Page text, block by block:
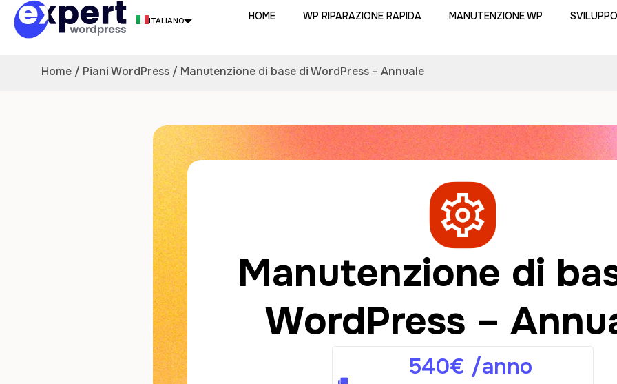
ITALIANO
ESPAÑOL
DEUTSCH
NEDERLANDS
HOME WP RIPARAZIONE RAPIDA MANUTENZIONE WP
Home / Piani WordPress / Manutenzione di base di WordPress – Annuale
Manutenzione di
WordPress –
540€ /anno